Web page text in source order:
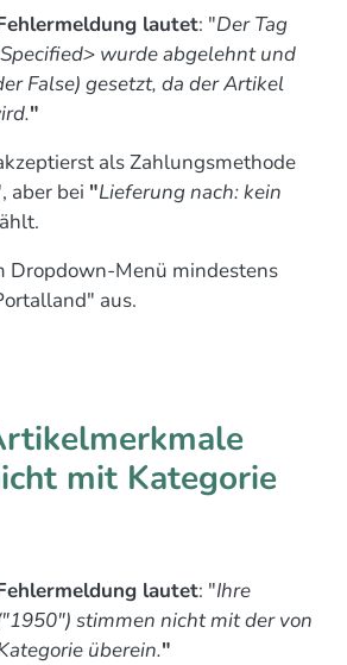
lautet: "Der Tag
wurde abgelehnt und
False) gesetzt, da der Artikel
"
als Zahlungsmethode
aber bei "Lieferung nach: kein
Dropdown-Menü mindestens
aus.
mit Kategorie
lautet: "Ihre
stimmen nicht mit der von
überein."